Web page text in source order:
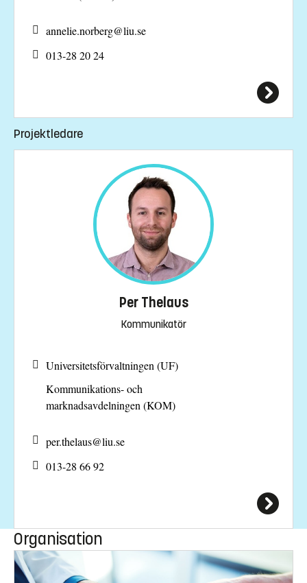
annelie.norberg@liu.se
013-28 20 24
Projektledare
Per Thelaus
Kommunikatör
Universitetsförvaltningen (UF)
Kommunikations- och
marknadsavdelningen (KOM)
per.thelaus@liu.se
013-28 66 92
Organisation